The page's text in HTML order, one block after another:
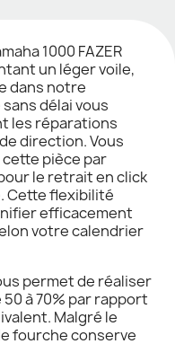
1000 FAZER
un léger voile,
dans notre
délai vous
les réparations
direction. Vous
pièce par
le retrait en click
Cette flexibilité
efficacement
votre calendrier
permet de réaliser
à 70% par rapport
Malgré le
fourche conserve